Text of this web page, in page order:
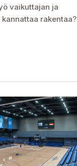
vaikuttajan ja
rakentaa?